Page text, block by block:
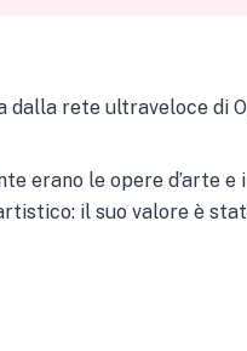
dalla rete ultraveloce di
erano le opere d’arte e i
il suo valore è